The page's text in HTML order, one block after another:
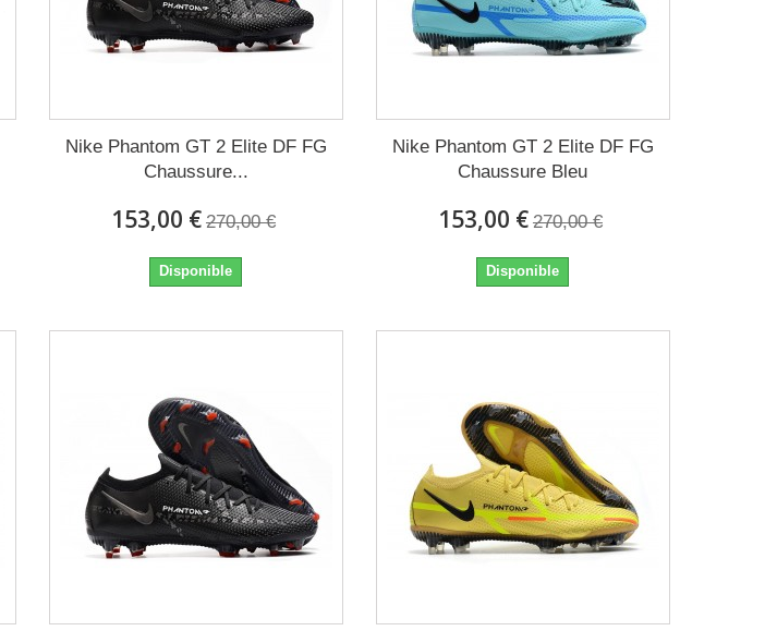
Nike Phantom GT 2 Elite DF FG
Chaussure...
153,00 € 270,00 €
Disponible
Nike Phantom GT 2 Elite DF FG
Chaussure Bleu
153,00 € 270,00 €
Disponible